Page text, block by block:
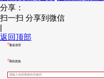
分享：
扫一扫 分享到微信
返回顶部
最新推荐
精彩图集